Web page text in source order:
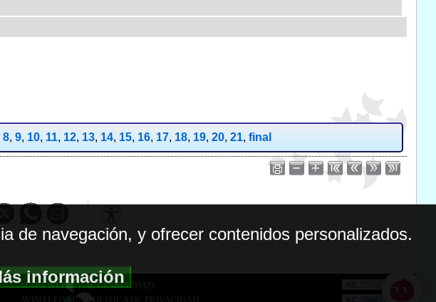
8, 9, 10, 11, 12, 13, 14, 15, 16, 17, 18, 19, 20, 21, final
MAPA WEB|ACCESIBILIDAD
AVISO LEGAL| POLITICA DE PRIVACIDAD
de navegación, y ofrecer contenidos personalizados.
información